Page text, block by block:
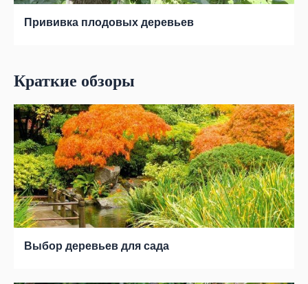
Прививка плодовых деревьев
Краткие обзоры
Выбор деревьев для сада